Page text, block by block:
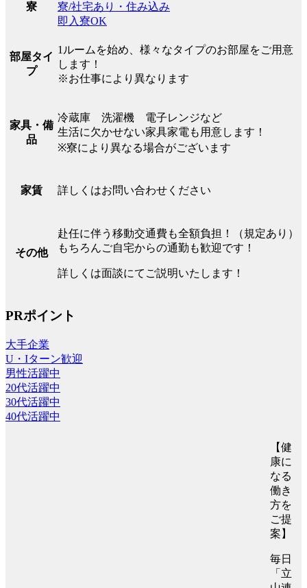
寮
寮/社宅あり・住み込み
即入寮OK
部屋タイ
プ
1ルームを始め、様々なタイプのお部屋をご用意
します！
※お仕事により異なります
家具・備
品
冷蔵庫 洗濯機 電子レンジなど
生活に欠かせない家具家電も用意します！
※寮により異なる場合がございます
家賃 詳しくはお問い合わせください
その他
赴任に伴う移動交通費も全額負担！（規定あり）
もちろんご自宅からの通勤も歓迎です！
詳しくは面談にてご説明いたします！
PRポイント
大手企業
U・Iターン歓迎
男性活躍中
20代活躍中
30代活躍中
40代活躍中
【健
康に
なる
働き
方を
ご提
案】
毎日
「立